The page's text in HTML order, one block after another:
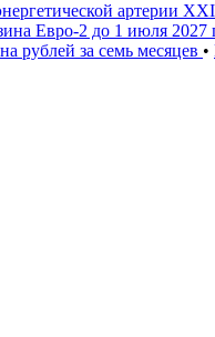
артерии
Евро-2 до 1 июля 2027
рублей за семь месяцев •